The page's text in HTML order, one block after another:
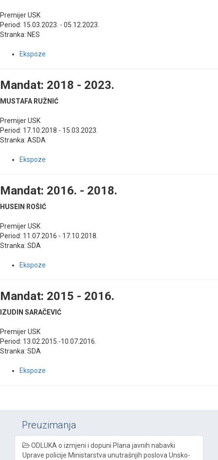
Premijer USK
Period: 15.03.2023. - 05.12.2023.
Stranka: NES
Ekspoze
Mandat: 2018 - 2023.
MUSTAFA RUŽNIĆ
Premijer USK
Period: 17.10.2018 - 15.03.2023.
Stranka: ASDA
Ekspoze
Mandat: 2016. - 2018.
HUSEIN ROŠIĆ
Premijer USK
Period: 11.07.2016 - 17.10.2018.
Stranka: SDA
Ekspoze
Mandat: 2015 - 2016.
IZUDIN SARAČEVIĆ
Premijer USK
Period: 13.02.2015.-10.07.2016.
Stranka: SDA
Ekspoze
Preuzimanja
ODLUKA o izmjeni i dopuni Plana javnih nabavki
Uprave policije Ministarstva unutrašnjih poslova Unsko-